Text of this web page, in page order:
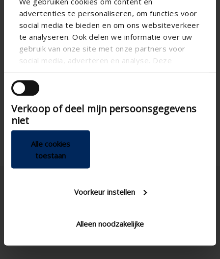
advertenties te personaliseren, om functies voor
social media te bieden en om ons websiteverkeer
te analyseren. Ook delen we informatie over uw
gebruik van onze site met onze partners voor
social media, adverteren en analyse. Deze
andere informatie die u aan ze heeft verstrekt of
die ze hebben verzameld op basis van uw gebruik
van hun services.
Verkoop of deel mijn persoonsgegevens
niet
Alle cookies
toestaan
Voorkeur instellen
Alleen noodzakelijke